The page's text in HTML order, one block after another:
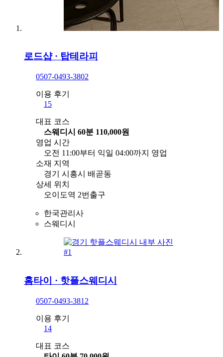
로드샵 · 탑테라피
0507-0493-3802
이용 후기
15
대표 코스
스웨디시 60분 110,000원
영업 시간
오전 11:00부터 익일 04:00까지 영업
소재 지역
경기 시흥시 배곧동
상세 위치
오이도역 2번출구
한국관리사
스웨디시
홈타이 · 핫플스웨디시
0507-0493-3812
이용 후기
14
대표 코스